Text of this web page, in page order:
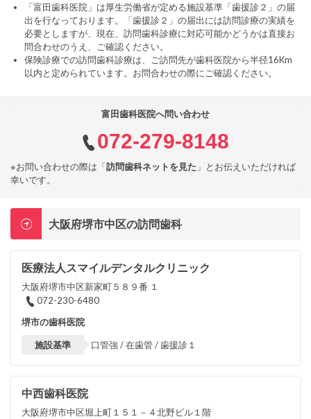
「富田歯科医院」は厚生労働省が定める施設基準「歯援診２」の届
出を行なっております。「歯援診２」の届出には訪問診療の実績を
必要としますが、現在、訪問歯科診療に対応可能かどうかは直接お
問合わせのうえ、ご確認ください。
保険診療での訪問歯科診療は、ご訪問先が歯科医院から半径16Km
以内と定められています。お問合わせの際にご確認ください。
富田歯科医院へ問い合わせ
072-279-8148
※お問い合わせの際は「訪問歯科ネットを見た 」とお伝えいただければ
幸いです。
大阪府堺市中区の訪問歯科
医療法人スマイルデンタルクリニック
大阪府堺市中区新家町５８９番 １
072-230-6480
堺市の歯科医院
施設基準 口管強 / 在歯管 / 歯援診１
中西歯科医院
大阪府堺市中区堀上町１５１－４北野ビル１階